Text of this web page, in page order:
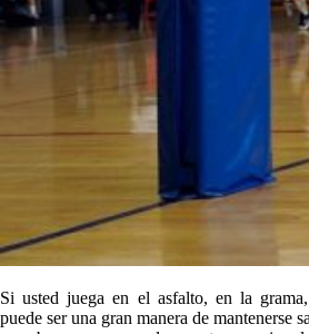
Si usted juega en el asfalto, en la
puede ser una gran manera de mantenerse